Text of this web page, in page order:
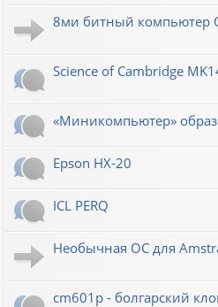
8ми битный компьютер
Science of Cambridge
«Миникомпьютер»
Epson HX-20
ICL PERQ
Необычная ОС для
cm601p - болгарский